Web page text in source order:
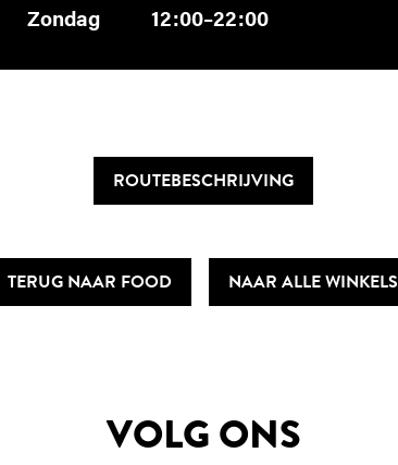
Zondag
12:00–22:00
ROUTEBESCHRIJVING
TERUG NAAR FOOD NAAR ALLE WINKELS
VOLG ONS